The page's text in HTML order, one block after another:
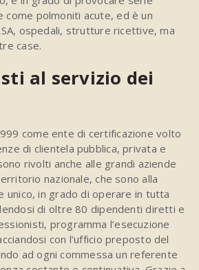
come polmoniti acute, ed è un
ospedali, strutture ricettive, ma
case.
al servizio dei
come ente di certificazione volto
di clientela pubblica, privata e
rivolti anche alle grandi aziende
nazionale, che sono alla
unico, in grado di operare in tutta
di oltre 80 dipendenti diretti e
programma l’esecuzione
con l’ufficio preposto del
ad ogni commessa un referente